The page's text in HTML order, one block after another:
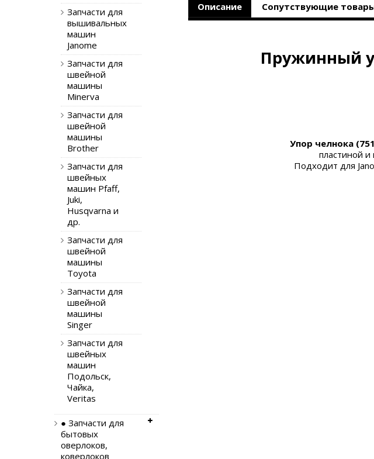
Описание Сопутствующие
Пружинный
Упор челнока
пластиной и
Подходит для
Запчасти для
вышивальных
машин
Janome
Запчасти для
швейной
машины
Minerva
Запчасти для
швейной
машины
Brother
Запчасти для
швейных
машин Pfaff,
Juki,
Husqvarna и
др.
Запчасти для
швейной
машины
Toyota
Запчасти для
швейной
машины
Singer
Запчасти для
швейных
машин
Подольск,
Чайка,
Veritas
● Запчасти для
бытовых
оверлоков,
коверлоков